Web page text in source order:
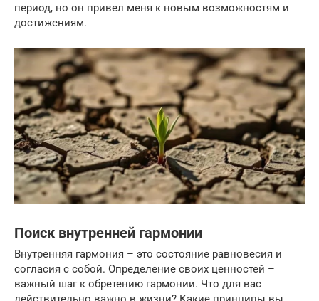
период, но он привел меня к новым возможностям и
достижениям.
Поиск внутренней гармонии
Внутренняя гармония – это состояние равновесия и
согласия с собой. Определение своих ценностей –
важный шаг к обретению гармонии. Что для вас